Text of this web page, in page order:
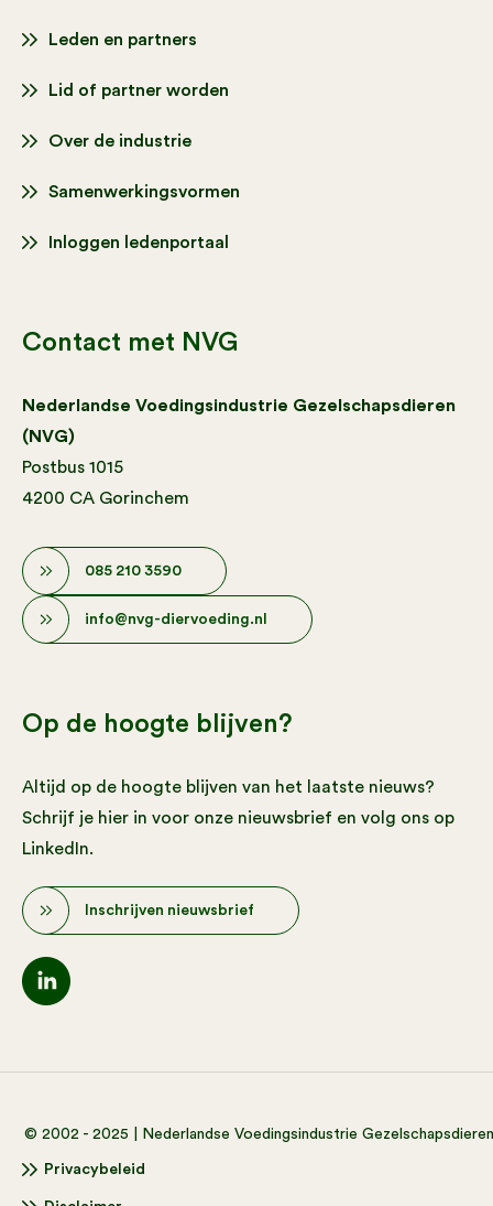
Leden en partners
Lid of partner worden
Over de industrie
Samenwerkingsvormen
Inloggen ledenportaal
Contact met NVG
Nederlandse Voedingsindustrie Gezelschapsdieren
(NVG)
Postbus 1015
4200 CA Gorinchem
085 210 3590
info@nvg-diervoeding.nl
Op de hoogte blijven?
Altijd op de hoogte blijven van het laatste nieuws?
Schrijf je hier in voor onze nieuwsbrief en volg ons op
LinkedIn.
Inschrijven nieuwsbrief
© 2002 - 2025 | Nederlandse Voedingsindustrie
Privacybeleid